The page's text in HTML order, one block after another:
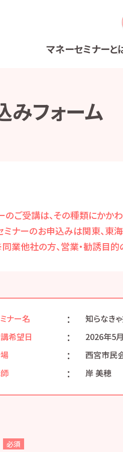
マネーセミナーと
みフォーム
ご受講は、その種類にかかわ
ナーのお申込みは関東、東海
業他社の方、営業・勧誘目的
ナー名 ：
知らなき
希望日
：
2026年5
：
西宮市民
： 岸 美穂
必須